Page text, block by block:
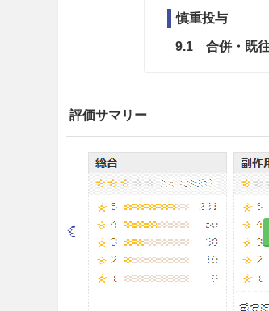
慎重投与
9.1 合併・既
工呼吸法の
入によって
がある。
9.5 妊婦
妊婦又は妊娠
危険を上回る
マウスの高
評価サマリー